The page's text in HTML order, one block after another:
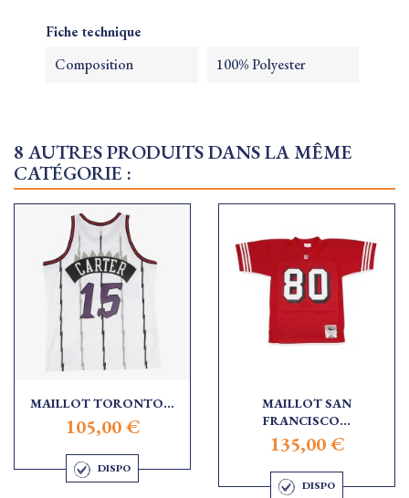
Fiche technique
Composition 100% Polyester
8 AUTRES PRODUITS DANS LA MÊME
CATÉGORIE :
MAILLOT TORONTO...
105,00 €
DISPO
MAILLOT SAN
FRANCISCO...
135,00 €
DISPO